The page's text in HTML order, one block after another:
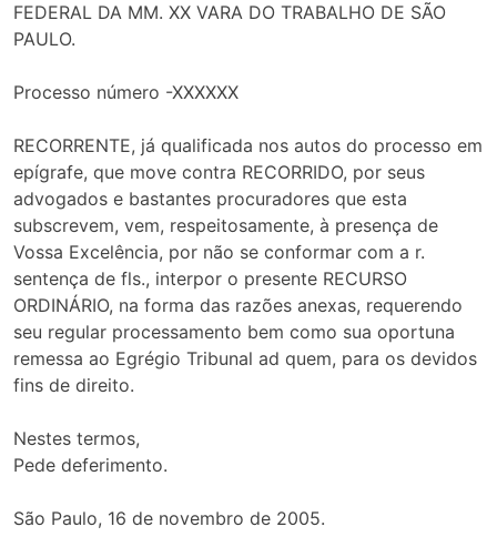
FEDERAL DA MM. XX VARA DO TRABALHO DE SÃO
PAULO.
Processo número -XXXXXX
RECORRENTE, já qualificada nos autos do processo em
epígrafe, que move contra RECORRIDO, por seus
advogados e bastantes procuradores que esta
subscrevem, vem, respeitosamente, à presença de
Vossa Excelência, por não se conformar com a r.
sentença de fls., interpor o presente RECURSO
ORDINÁRIO, na forma das razões anexas, requerendo
seu regular processamento bem como sua oportuna
remessa ao Egrégio Tribunal ad quem, para os devidos
fins de direito.
Nestes termos,
Pede deferimento.
São Paulo, 16 de novembro de 2005.